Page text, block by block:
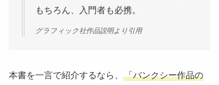
もちろん、入門者も必携。
グラフィック社作品説明より引用
本書を一言で紹介するなら、 「バンクシー作品の